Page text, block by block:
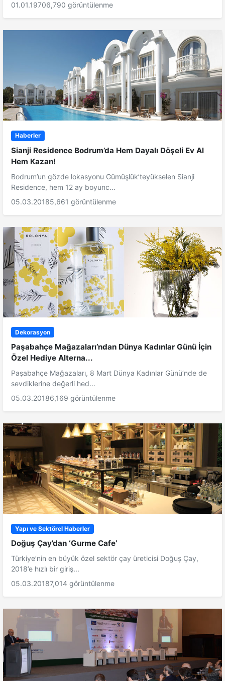
01.01.19706,790 görüntülenme
Haberler
Sianji Residence Bodrum’da Hem Dayalı Döşeli Ev Al
Hem Kazan!
Bodrum’un gözde lokasyonu Gümüşlük’teyükselen Sianji
Residence, hem 12 ay boyunc...
05.03.20185,661 görüntülenme
Dekorasyon
Paşabahçe Mağazaları’ndan Dünya Kadınlar Günü İçin
Özel Hediye Alterna...
Paşabahçe Mağazaları, 8 Mart Dünya Kadınlar Günü’nde de
sevdiklerine değerli hed...
05.03.20186,169 görüntülenme
Yapı ve Sektörel Haberler
Doğuş Çay’dan ‘Gurme Cafe’
Türkiye’nin en büyük özel sektör çay üreticisi Doğuş Çay,
2018’e hızlı bir giriş...
05.03.20187,014 görüntülenme